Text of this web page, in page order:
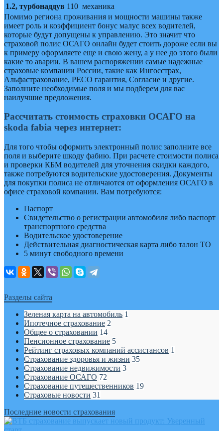
1.2, турбонаддув 110 механика
Помимо региона проживания и мощности машины также
имеет роль и коэффициент бонус малус всех водителей,
которые будут допущены к управлению. Это значит что
страховой полис ОСАГО онлайн будет стоить дороже если вы
к примеру оформляете еще и свою жену, а у нее до этого были
какие то аварии. В вашем распоряжении самые надежные
страховые компании России, такие как Ингосстрах,
Альфастрахование, РЕСО гарантия, Согласие и другие.
Заполните необходимые поля и мы подберем для вас
наилучшие предложения.
Рассчитать стоимость страховки ОСАГО на
skoda fabia через интернет:
Для того чтобы оформить электронный полис заполните все
поля и выберите шкоду фабию. При расчете стоимости полиса
и проверки КБМ водителей для уточнения скидки каждого,
также потребуются водительские удостоверения. Документы
для покупки полиса не отличаются от оформления ОСАГО в
офисе страховой компании. Вам потребуются:
Паспорт
Свидетельство о регистрации автомобиля либо паспорт
транспортного средства
Водительское удостоверение
Действительная диагностическая карта либо талон ТО
5 минут свободного времени
Разделы сайта
Зеленая карта на автомобиль 1
Ипотечное страхование 2
Общее о страховании 14
Пенсионное страхование 5
Рейтинг страховых компаний ассистансов 1
Страхование здоровья и жизни 35
Страхование недвижимости 3
Страхование ОСАГО 72
Страхование путешественников 19
Страховые новости 31
Последние новости страхования